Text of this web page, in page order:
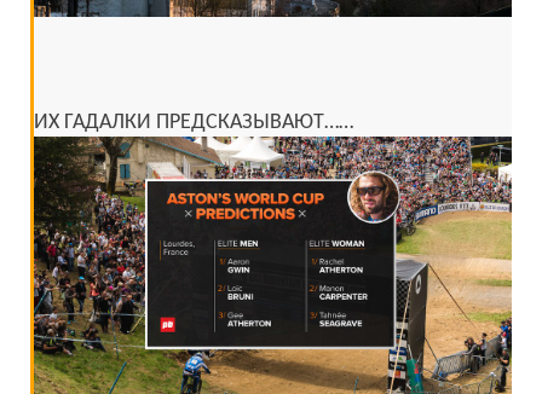
ИХ ГАДАЛКИ ПРЕДСКАЗЫВАЮТ……